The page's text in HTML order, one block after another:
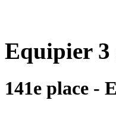
Equipier 3
141e place -